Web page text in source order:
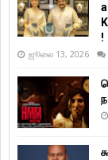
!
ஜூலை 13, 2026